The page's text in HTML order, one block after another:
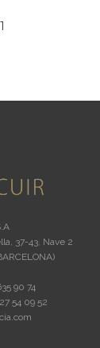
37-43, Nave 2
90 74
54 09 52